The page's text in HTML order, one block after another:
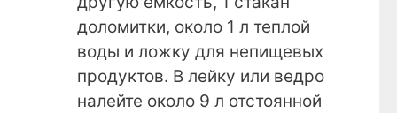
доломитки, около 1 л теплой
воды и ложку для непищевых
продуктов. В лейку или ведро
налейте около 9 л отстоянной